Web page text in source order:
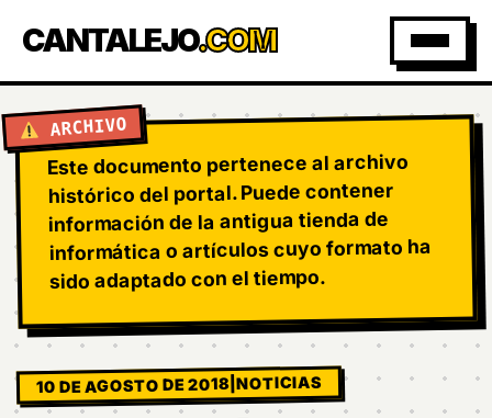
CANTALEJO.COM
ARCHIVO
Este documento pertenece al archivo
histórico del portal. Puede contener
información de la antigua tienda de
informática o artículos cuyo formato ha
sido adaptado con el tiempo.
10 DE AGOSTO DE 2018|NOTICIAS